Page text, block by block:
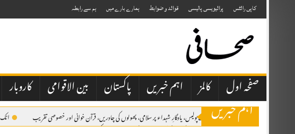
to
content
کاپی رائٹس پرائیویسی پالیسی قوائد و ضوابط ہمارے بارے میں ہم سے رابطہ
صفحہ اول کالمز اہم خبریں پاکستان بین الاقوامی کاروبار
اہم خبریں
اٹک میں یومِ شہدائے پولیس، یادگارِ شہداء پر سلامی، پھولوں کی چادریں، قرآن خوانی اور خصوصی تقریب